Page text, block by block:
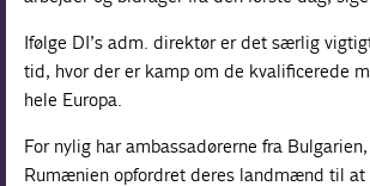
Ifølge DI’s adm. direktør er det særlig
tid, hvor der er kamp om de kvalificerede
hele Europa.
For nylig har ambassadørerne fra
Rumænien opfordret deres landmænd til at